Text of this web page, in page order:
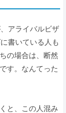
アライバルビザ
書いている人も
の場合は、断然
す。なんてった
と、この人混み